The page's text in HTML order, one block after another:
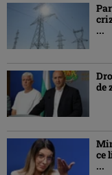
...
de
ce
...